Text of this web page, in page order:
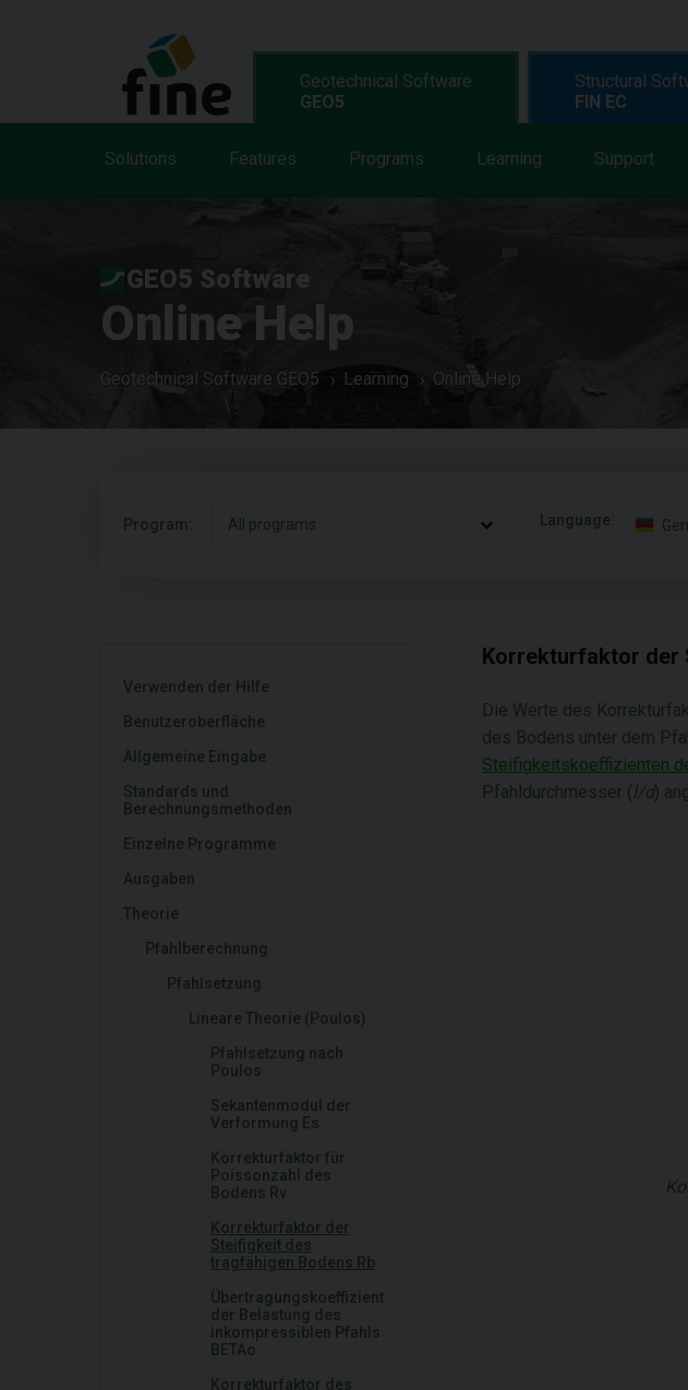
Geotechnical Software
GEO5
Solutions Features Programs Learning Support
Structural
FIN EC
GEO5 Software
Online Help
Geotechnical Software GEO5 Learning Online Help
Program: All programs Language:
Verwenden der Hilfe
Benutzeroberfläche
Allgemeine Eingabe
Standards und
Berechnungsmethoden
Einzelne Programme
Ausgaben
Theorie
Pfahlberechnung
Pfahlsetzung
Lineare Theorie (Poulos)
Pfahlsetzung nach
Poulos
Sekantenmodul der
Verformung Es
Korrekturfaktor für
Poissonzahl des
Bodens Rv
Korrekturfaktor der
Steifigkeit des
tragfähigen Bodens Rb
Übertragungskoeffizient
der Belastung des
inkompressiblen Pfahls
BETAo
Korrekturfaktor des
Korrekturfaktor der
Die Werte des
des Bodens unter dem
Steifigkeitskoeffizienten
Pfahldurchmesser ( l/d)